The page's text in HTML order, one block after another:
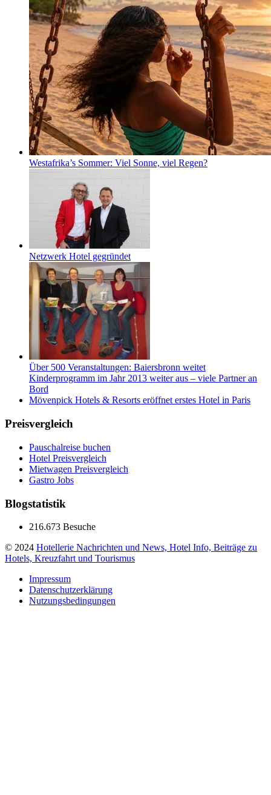
Westafrika’s Sommer: Viel Sonne, viel Regen?
Netzwerk Hotel gegründet
Über 500 Veranstaltungen: Baiersbronn weitet
Kinderprogramm im Jahr 2013 weiter aus – viele Partner an
Bord
Mövenpick Hotels & Resorts eröffnet erstes Hotel in Paris
Preisvergleich
Pauschalreise buchen
Hotel Preisvergleich
Mietwagen Preisvergleich
Gastro Jobs
Blogstatistik
216.673 Besuche
© 2024 Hotellerie Nachrichten und News, Hotel Info, Beiträge zu
Hotels, Kreuzfahrt und Tourismus
Impressum
Datenschutzerklärung
Nutzungsbedingungen